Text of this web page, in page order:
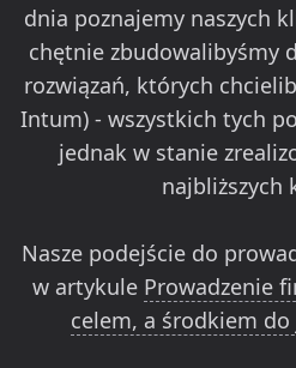
dnia poznajemy naszych
chętnie zbudowalibyśmy
rozwiązań, których
Intum) - wszystkich tych
jednak w stanie
najbliższych
Nasze podejście do
w artykule Prowadzenie
celem, a środkiem